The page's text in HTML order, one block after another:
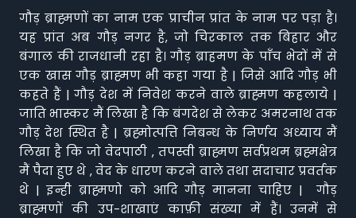
गौड़ ब्राह्मणों का नाम एक प्राचीन प्रांत के नाम पर पड़ा है।
यह प्रांत अब गौड़ नगर है, जो चिरकाल तक बिहार और
बंगाल की राजधानी रहा है। गौड़ ब्राहमण के पाँच भेदों में से
एक खास गौड़ ब्राह्मण भी कहा गया है | जिसे आदि गौड़ भी
कहते हैं | गौड़ देश में निवेश करने वाले ब्राह्मण कहलाये |
जाति भास्कर मैं लिखा है कि बंगदेश से लेकर अमरनाथ तक
गौड़ देश स्थित है | ब्रह्मोत्पत्ति निबन्ध के निर्णय अध्याय मैं
लिखा है कि जो वेदपाठी , तपस्वी ब्राह्मण सर्वप्रथम ब्रह्मक्षेत्र
मैं पैदा हुए थे , वेद के धारण करने वाले तथा सदाचार प्रवर्तक
थे | इन्ही ब्राह्मणो को आदि गौड़ मानना चाहिए | गौड़
ब्राह्मणों की उप-शाखाएं काफ़ी संख्या में हैं। उनमें से